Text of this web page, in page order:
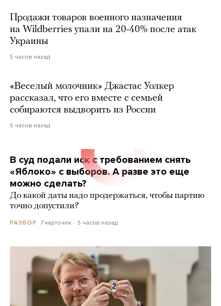
Продажи товаров военного назначения
на Wildberries упали на 20-40% после атак
Украины
5 часов назад
«Веселый молочник» Джастас Уолкер
рассказал, что его вместе с семьей
собираются выдворить из России
5 часов назад
В суд подали иск с требованием снять
«Яблоко» с выборов. А разве это еще
можно сделать?
До какой даты надо продержаться, чтобы партию
точно допустили?
РАЗБОР 7 карточек 5 часов назад